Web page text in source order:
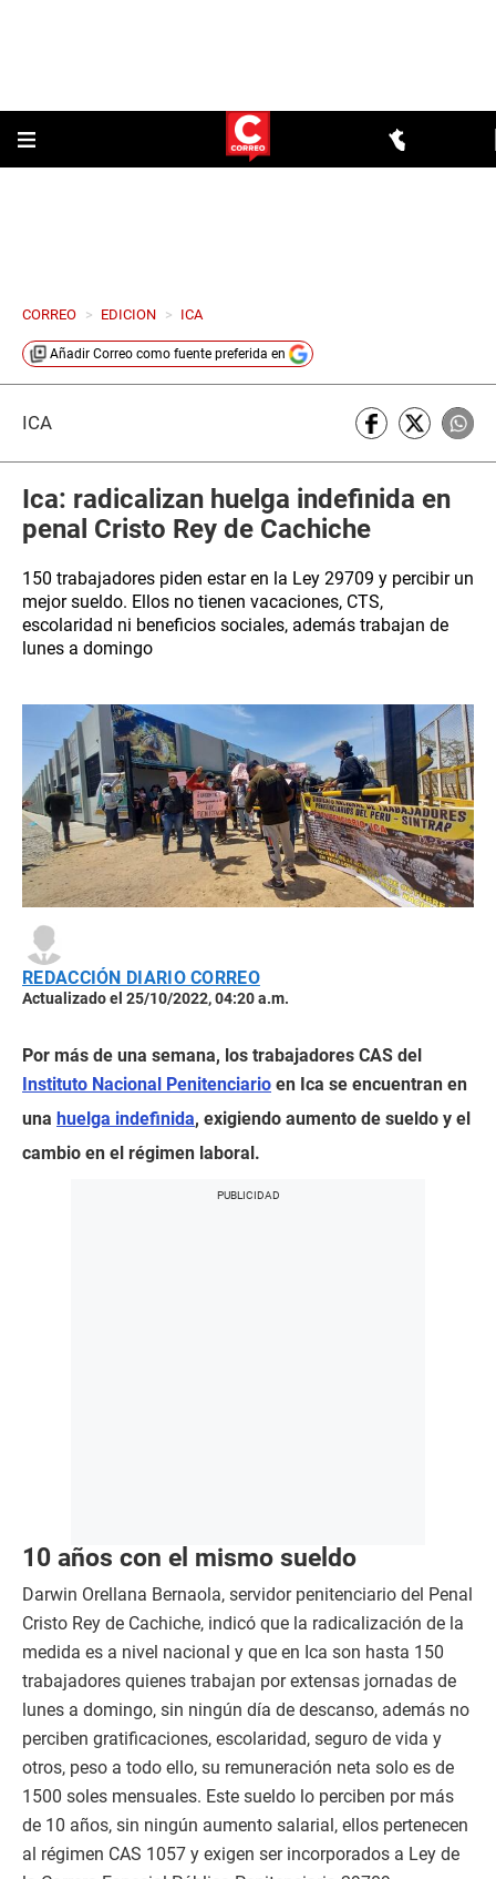
CORREO > EDICION > ICA
Añadir Correo como fuente preferida en
ICA
Ica: radicalizan huelga indefinida en
penal Cristo Rey de Cachiche
150 trabajadores piden estar en la Ley 29709 y percibir un
mejor sueldo. Ellos no tienen vacaciones, CTS,
escolaridad ni beneficios sociales, además trabajan de
lunes a domingo
REDACCIÓN DIARIO CORREO
Actualizado el 25/10/2022, 04:20 a.m.
Por más de una semana, los trabajadores CAS del
Instituto Nacional Penitenciario en Ica se encuentran en
una huelga indefinida, exigiendo aumento de sueldo y el
cambio en el régimen laboral.
10 años con el mismo sueldo
Darwin Orellana Bernaola, servidor penitenciario del Penal
Cristo Rey de Cachiche, indicó que la radicalización de la
medida es a nivel nacional y que en Ica son hasta 150
trabajadores quienes trabajan por extensas jornadas de
lunes a domingo, sin ningún día de descanso, además no
perciben gratificaciones, escolaridad, seguro de vida y
otros, peso a todo ello, su remuneración neta solo es de
1500 soles mensuales. Este sueldo lo perciben por más
de 10 años, sin ningún aumento salarial, ellos pertenecen
al régimen CAS 1057 y exigen ser incorporados a Ley de